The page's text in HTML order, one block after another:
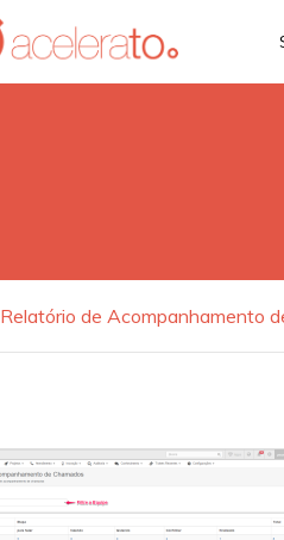
Relatório de Acompanhamento